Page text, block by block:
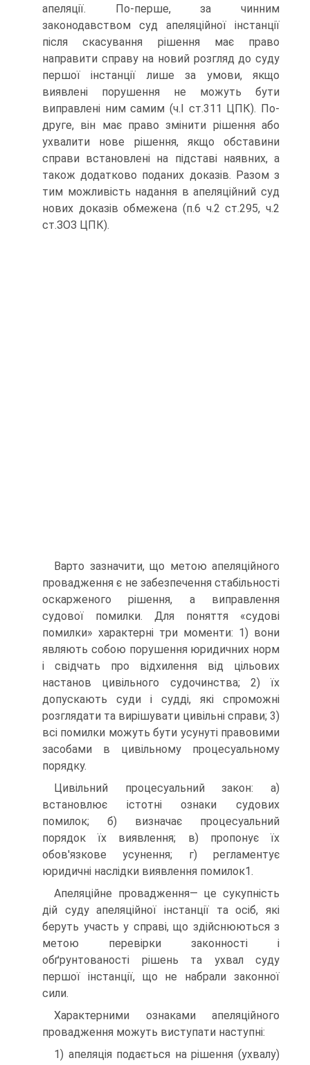
апеляції. По-перше, за чинним
законодавством суд апеляційної інстанції
після скасування рішення має право
направити справу на новий розгляд до суду
першої інстанції лише за умови, якщо
виявлені порушення не можуть бути
виправлені ним самим (ч.І ст.311 ЦПК). По-
друге, він має право змінити рішення або
ухвалити нове рішення, якщо обставини
справи встановлені на підставі наявних, а
також додатково поданих доказів. Разом з
тим можливість надання в апеляційний суд
нових доказів обмежена (п.6 ч.2 ст.295, ч.2
ст.ЗОЗ ЦПК).
Варто зазначити, що метою апеляційного
провадження є не забезпечення стабільності
оскарженого рішення, а виправлення
судової помилки. Для поняття «судові
помилки» характерні три моменти: 1) вони
являють собою порушення юридичних норм
і свідчать про відхилення від цільових
настанов цивільного судочинства; 2) їх
допускають суди і судді, які спроможні
розглядати та вирішувати цивільні справи; 3)
всі помилки можуть бути усунуті правовими
засобами в цивільному процесуальному
порядку.
Цивільний процесуальний закон: а)
встановлює істотні ознаки судових
помилок; б) визначає процесуальний
порядок їх виявлення; в) пропонує їх
обов'язкове усунення; г) регламентує
юридичні наслідки виявлення помилок1.
Апеляційне провадження— це сукупність
дій суду апеляційної інстанції та осіб, які
беруть участь у справі, що здійснюються з
метою перевірки законності і
обґрунтованості рішень та ухвал суду
першої інстанції, що не набрали законної
сили.
Характерними ознаками апеляційного
провадження можуть виступати наступні:
1) апеляція подається на рішення (ухвалу)